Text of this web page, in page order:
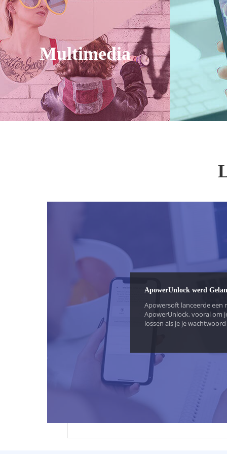
Multimedia
ApowerUnlock werd
Apowersoft lanceerde een
ApowerUnlock, vooral om
lossen als je je